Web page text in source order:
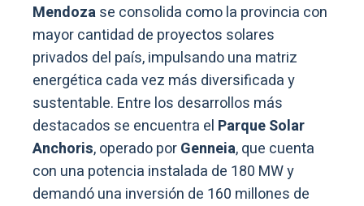
Mendozase consolida como la provincia con
mayor cantidad de proyectos solares
privados del país, impulsando una matriz
energética cada vez más diversificada y
sustentable. Entre los desarrollos más
destacados se encuentra el Parque Solar
Anchoris, operado porGenneia, que cuenta
con una potencia instalada de 180 MW y
demandó una inversión de 160 millones de